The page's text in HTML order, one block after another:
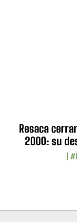
Resaca
2000: su